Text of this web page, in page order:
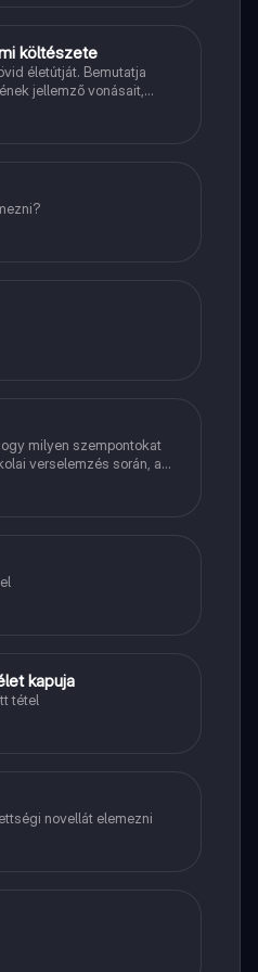
költészete
életútját. Bemutatja
jellemző vonásait,
kitér a hitvesi
milyen szempontokat
verselemzés során, a
kapuja
tétel
novellát elemezni